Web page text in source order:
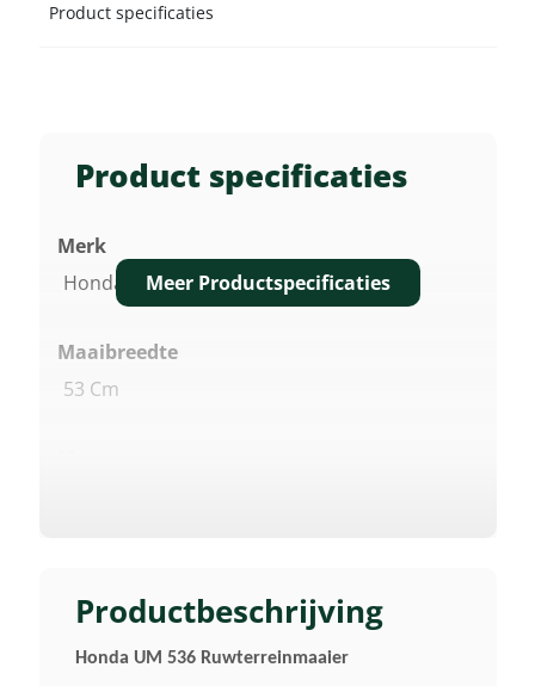
Productbeschrijving
Honda UM 536 Ruwterreinmaaier
Product specificaties
Merk
Honda
Maaibreedte
53 Cm
GXV 160
Cilinderinhoud
Meer Productspecificaties
Product specificaties